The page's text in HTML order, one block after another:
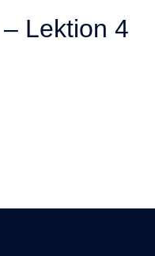
Lektion 4